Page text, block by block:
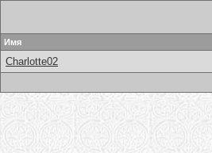
Имя
Charlotte02